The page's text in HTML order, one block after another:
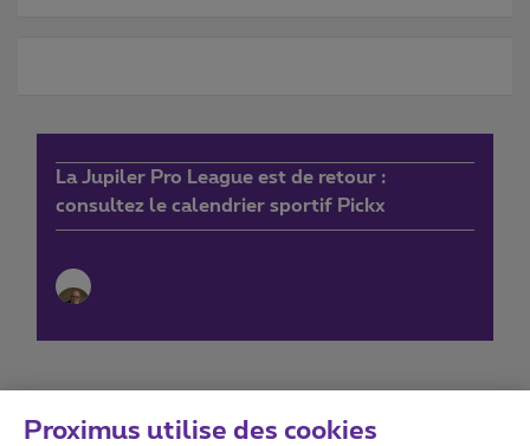
La Jupiler Pro League est de retour :
consultez le calendrier sportif Pickx
Proximus utilise des cookies